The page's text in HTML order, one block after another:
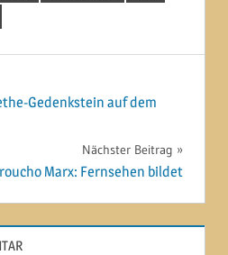
Gedenkstein auf dem
Nächster Beitrag
Marx: Fernsehen bildet